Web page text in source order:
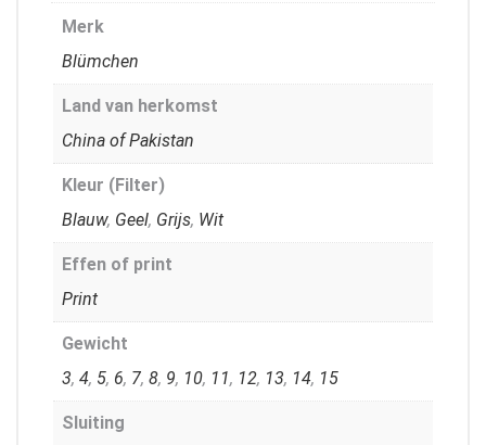
Merk
Blümchen
Land van herkomst
China of Pakistan
Kleur (Filter)
Blauw, Geel, Grijs, Wit
Effen of print
Print
Gewicht
3, 4, 5, 6, 7, 8, 9, 10, 11, 12, 13, 14, 15
Sluiting